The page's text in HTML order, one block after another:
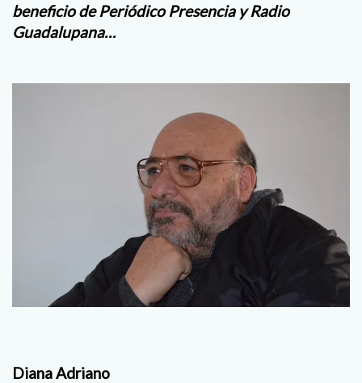
beneficio de Periódico Presencia y Radio
Guadalupana…
Diana Adriano